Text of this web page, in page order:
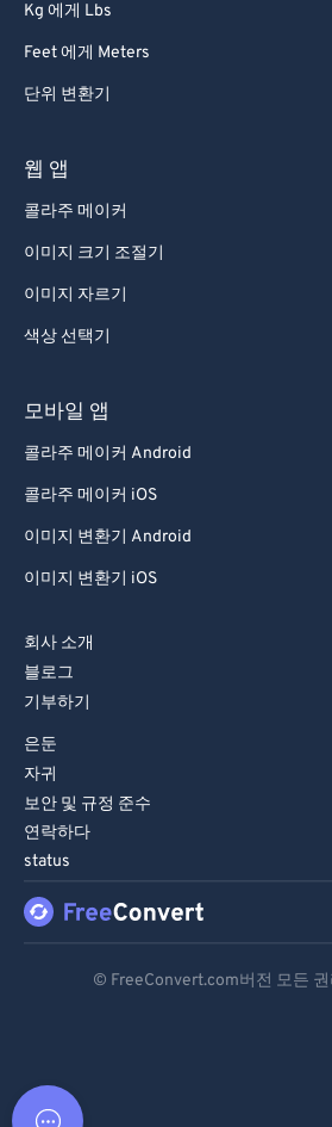
Kg 에게 Lbs
Feet 에게 Meters
단위 변환기
웹 앱
콜라주 메이커
이미지 크기 조절기
이미지 자르기
색상 선택기
모바일 앱
콜라주 메이커 Android
콜라주 메이커 iOS
이미지 변환기 Android
이미지 변환기 iOS
회사 소개
블로그
기부하기
은둔
자귀
보안 및 규정 준수
연락하다
status
© FreeConvert.com버전 모든